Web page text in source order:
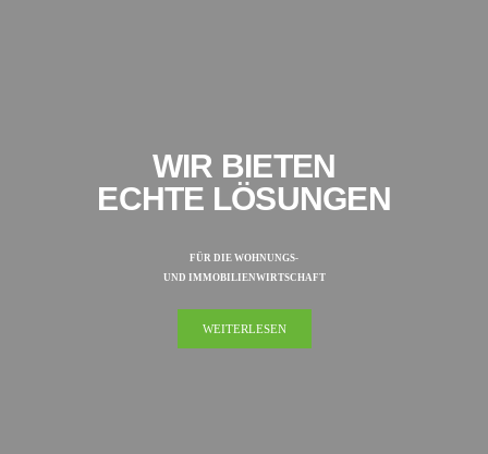
WIR BIETEN
ECHTE LÖSUNGEN
FÜR DIE WOHNUNGS-
UND IMMOBILIENWIRTSCHAFT
WEITERLESEN